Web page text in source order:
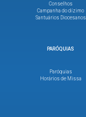
Conselhos
Campanha do dízimo
Santuários Diocesanos
PARÓQUIAS
Paróquias
Horários de Missa